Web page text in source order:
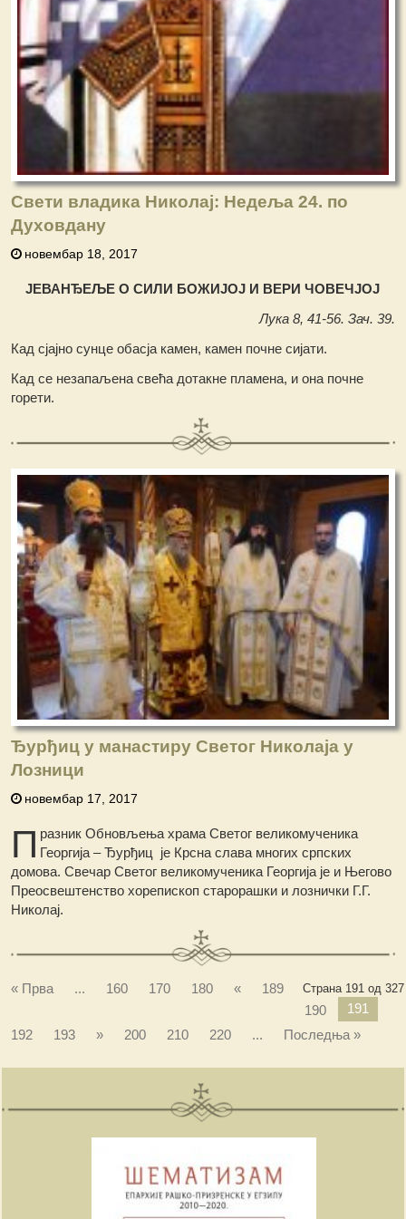
Свети владика Николај: Недеља 24. по
Духовдану
новембар 18, 2017
ЈЕВАНЂЕЉЕ О СИЛИ БОЖИЈОЈ И ВЕРИ ЧОВЕЧЈОЈ
Лука 8, 41-56. Зач. 39.
Кад сјајно сунце обасја камен, камен почне сијати.
Кад се незапаљена свећа дотакне пламена, и она почне
горети.
Ђурђиц у манастиру Светог Николаја у
Лозници
новембар 17, 2017
П разник Обновљења храма Светог великомученика
Георгија – Ђурђиц је Крсна слава многих српских
домова. Свечар Светог великомученика Георгија је и Његово
Преосвештенство хорепископ старорашки и лознички Г.Г.
Николај.
Страна 191 од 327
« Прва ... 160 170 180 «
189
190
191
192
193 » 200 210 220 ... Последња »